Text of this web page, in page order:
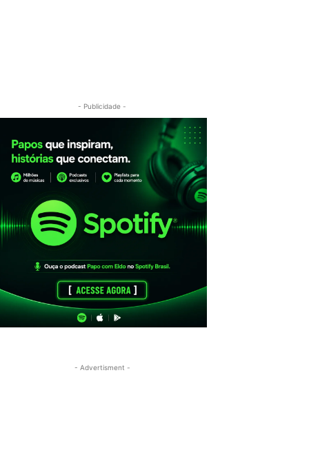
- Publicidade -
- Advertisment -